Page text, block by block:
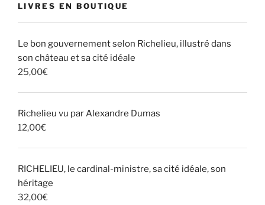
LIVRES EN BOUTIQUE
Le bon gouvernement selon Richelieu, illustré dans
son château et sa cité idéale
25,00€
Richelieu vu par Alexandre Dumas
12,00€
RICHELIEU, le cardinal-ministre, sa cité idéale, son
héritage
32,00€